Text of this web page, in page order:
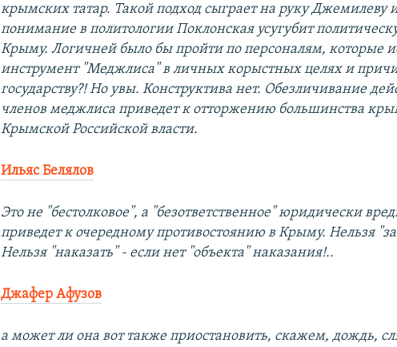
крымских татар. Такой подход сыграет на руку Джемилеву
понимание в политологии Поклонская усугубит
Крыму. Логичней было бы пройти по персоналям, которые
инструмент "Меджлиса" в личных корыстных целях и
государству?! Но увы. Конструктива нет. Обезличивание
членов меджлиса приведет к отторжению большинства
Крымской Российской власти.
Ильяс Белялов
Это не "бестолковое", а "безответственное" юридически
приведет к очередному противостоянию в Крыму. Нельзя
Нельзя "наказать" - если нет "объекта" наказания!..
Джафер Афузов
а может ли она вот также приостановить, скажем, дождь,